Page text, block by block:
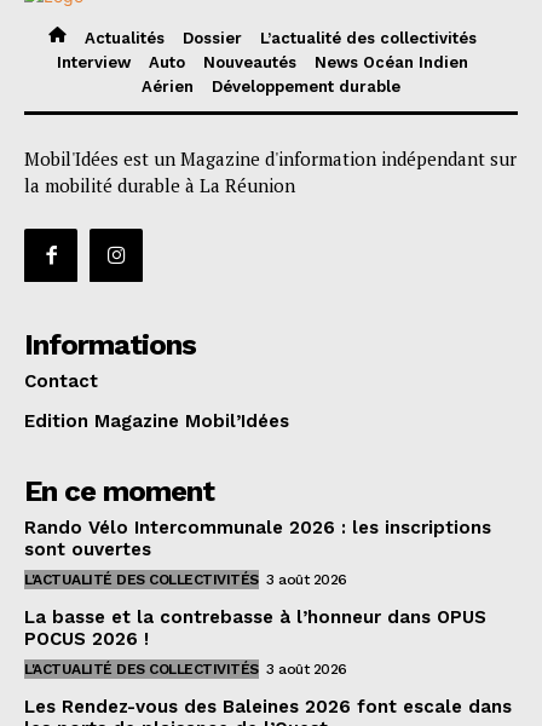
Actualités Dossier
L’actualité des collectivités
Interview
Auto Nouveautés
News Océan Indien
Aérien
Développement durable
Mobil'Idées est un Magazine d'information indépendant sur
la mobilité durable à La Réunion
Informations
Contact
Edition Magazine Mobil’Idées
En ce moment
Rando Vélo Intercommunale 2026 : les inscriptions
sont ouvertes
L'ACTUALITÉ DES COLLECTIVITÉS 3 août 2026
La basse et la contrebasse à l’honneur dans OPUS
POCUS 2026 !
L'ACTUALITÉ DES COLLECTIVITÉS 3 août 2026
Les Rendez-vous des Baleines 2026 font escale dans